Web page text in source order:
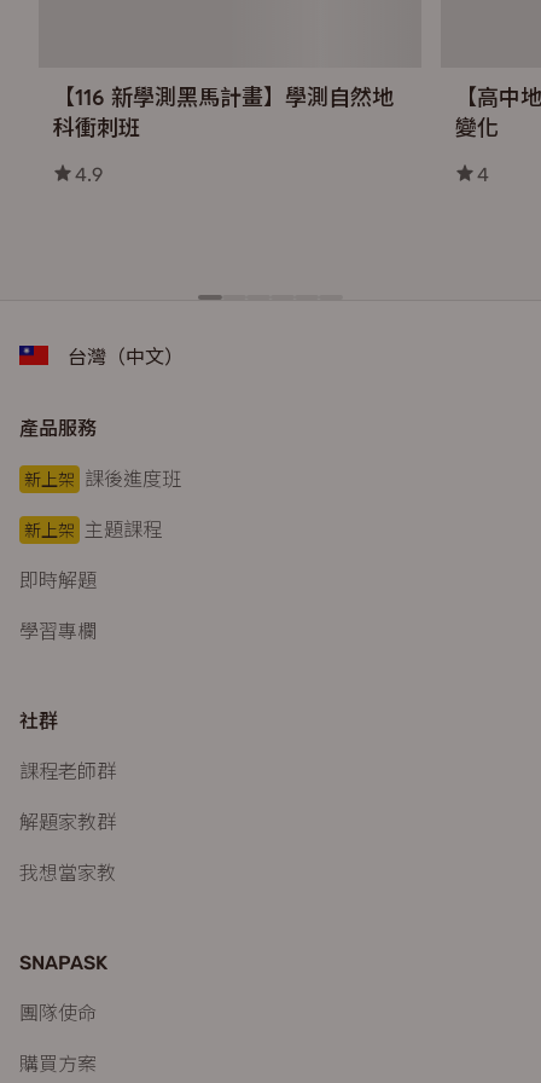
【116 新學測黑馬計畫】學測自然地
科衝刺班
4.9
【高中
變化
4
台灣（中文）
產品服務
新上架 課後進度班
新上架 主題課程
即時解題
學習專欄
社群
課程老師群
解題家教群
我想當家教
SNAPASK
團隊使命
購買方案